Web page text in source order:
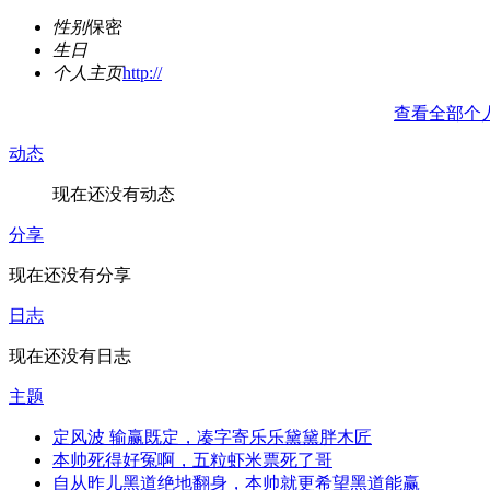
性别保密
生日
个人主页http://
查看全部个
动态
现在还没有动态
分享
现在还没有分享
日志
现在还没有日志
主题
定风波 输赢既定，凑字寄乐乐黛黛胖木匠
本帅死得好冤啊，五粒虾米票死了哥
自从昨儿黑道绝地翻身，本帅就更希望黑道能赢